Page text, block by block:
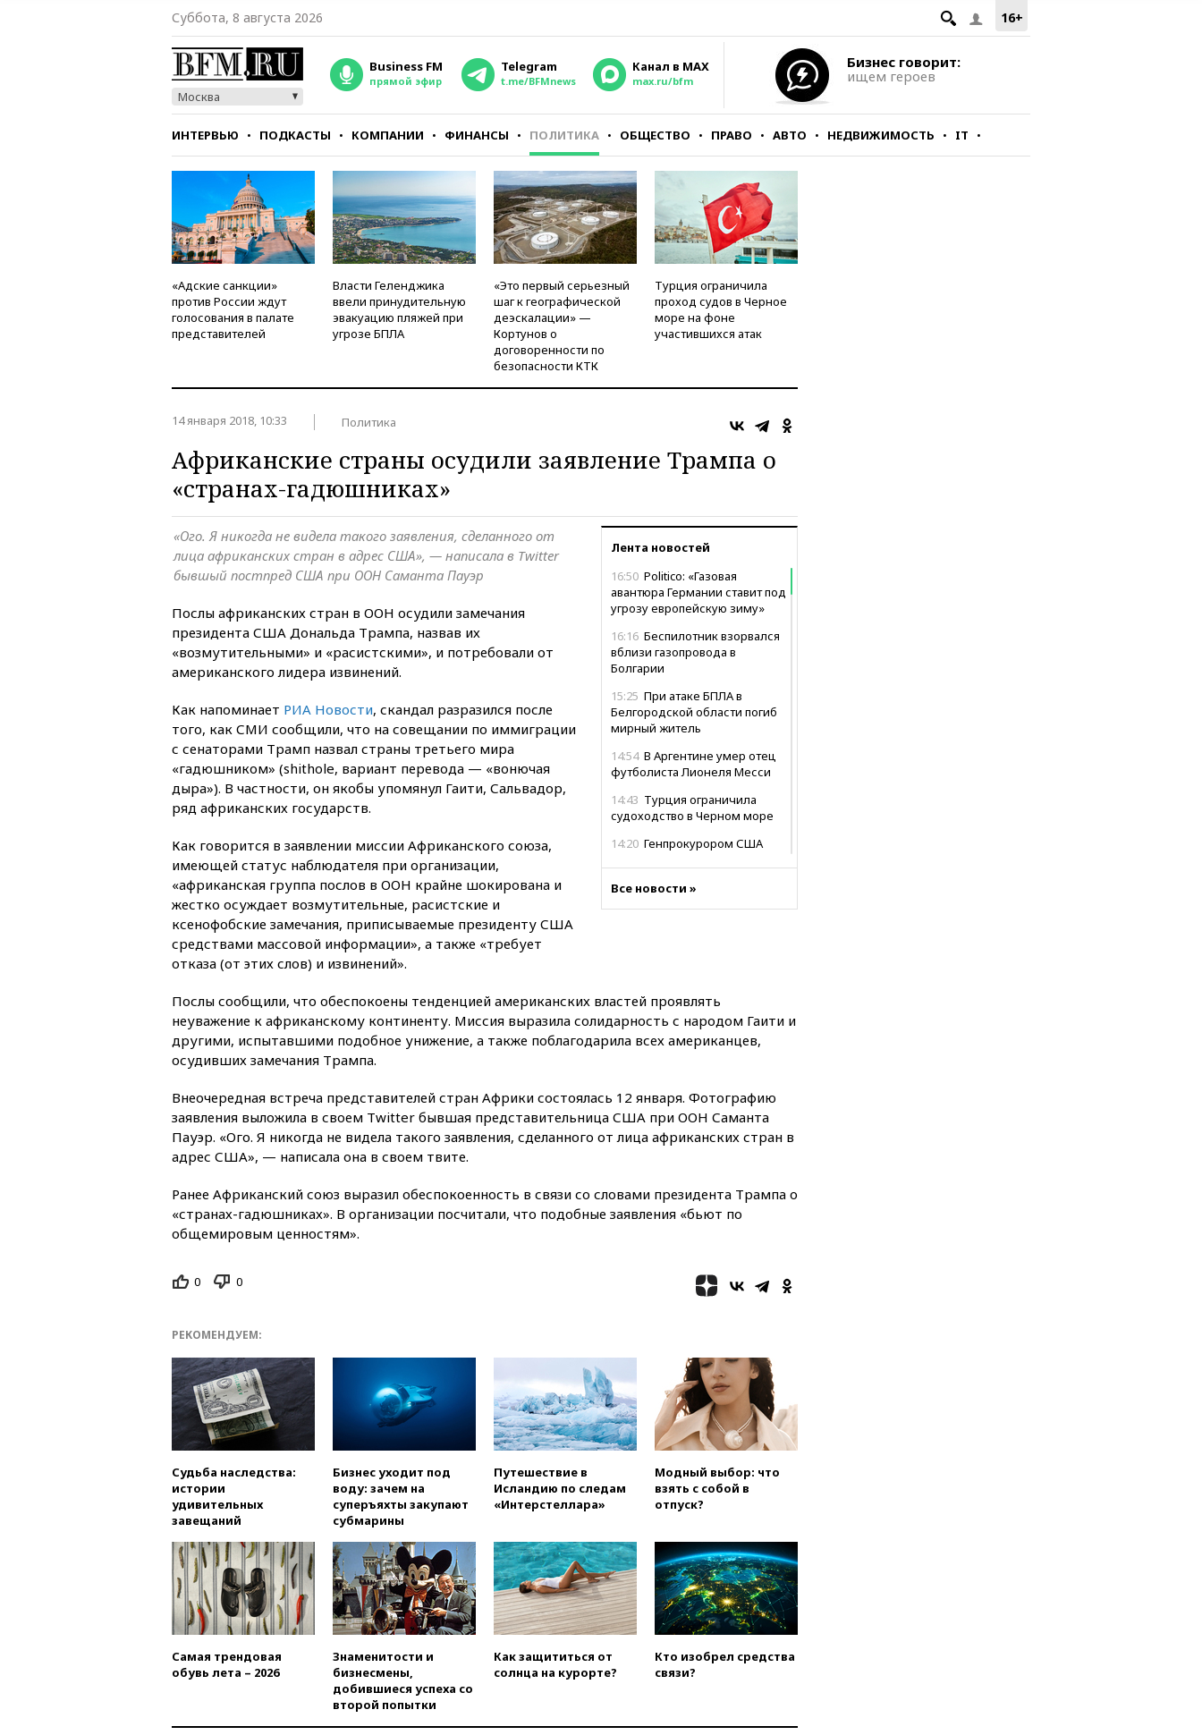
16+
Суббота, 8 августа 2026
Москва
Business FM
прямой эфир
Telegram
t.me/BFMnews
Канал в MAX
max.ru/bfm
Бизнес говорит:
ищем героев
ИНТЕРВЬЮ ПОДКАСТЫ КОМПАНИИ ФИНАНСЫ ПОЛИТИКА ОБЩЕСТВО ПРАВО АВТО НЕДВИЖИМОСТЬ IT
СТИЛЬ ТЕСТЫ
«Адские санкции»
против России ждут
голосования в палате
представителей
Власти Геленджика
ввели принудительную
эвакуацию пляжей при
угрозе БПЛА
«Это первый серьезный
шаг к географической
деэскалации» —
Кортунов о
договоренности по
безопасности КТК
Турция ограничила
проход судов в Черное
море на фоне
участившихся атак
14 января 2018, 10:33 Политика
Африканские страны осудили заявление Трампа о
«странах-гадюшниках»
Лента новостей
16:50 Politico: «Газовая
авантюра Германии ставит под
угрозу европейскую зиму»
16:16 Беспилотник взорвался
вблизи газопровода в
Болгарии
15:25 При атаке БПЛА в
Белгородской области погиб
мирный житель
14:54 В Аргентине умер отец
футболиста Лионеля Месси
14:43 Турция ограничила
судоходство в Черном море
14:20 Генпрокурором США
13:37 Пляжи Геленджика
НПЗ, вызванное атакой БПЛА,
потушили
11:47Суд оставил под
11:07 При столкновении
катера и лодки под Самарой
погибли два человека
09:55 Силы ПВО перехватили
Ильский НПЗ на Кубани
загорелся после падения
подлете к Москве
08:42
Силы ПВО сбили почти
400 БПЛА над российскими
регионами
08:16
Лукашенко призвал
белорусов покупать избы в
селах
Нигерия стала
авиатоплива в Европу
06:30
США и Колумбия
обсуждают координацию
усилий против наркотрафика
05:30
ВМС Испании усилили
присутствие в Сеуте на фоне
миграционного кризиса
России
Все новости »
«Ого. Я никогда не видела такого заявления, сделанного от
лица африканских стран в адрес США», — написала в Twitter
бывшый постпред США при ООН Саманта Пауэр
Послы африканских стран в ООН осудили замечания
президента США Дональда Трампа, назвав их
«возмутительными» и «расистскими», и потребовали от
американского лидера извинений.
Как напоминает РИА Новости, скандал разразился после
того, как СМИ сообщили, что на совещании по иммиграции
с сенаторами Трамп назвал страны третьего мира
«гадюшником» (shithole, вариант перевода — «вонючая
дыра»). В частности, он якобы упомянул Гаити, Сальвадор,
ряд африканских государств.
Как говорится в заявлении миссии Африканского союза,
имеющей статус наблюдателя при организации,
«африканская группа послов в ООН крайне шокирована и
жестко осуждает возмутительные, расистские и
ксенофобские замечания, приписываемые президенту США
средствами массовой информации», а также «требует
отказа (от этих слов) и извинений».
Послы сообщили, что обеспокоены тенденцией американских властей проявлять
неуважение к африканскому континенту. Миссия выразила солидарность с народом Гаити и
другими, испытавшими подобное унижение, а также поблагодарила всех американцев,
осудивших замечания Трампа.
Внеочередная встреча представителей стран Африки состоялась 12 января. Фотографию
заявления выложила в своем Twitter бывшая представительница США при ООН Саманта
Пауэр. «Ого. Я никогда не видела такого заявления, сделанного от лица африканских стран в
адрес США», — написала она в своем твите.
Ранее Африканский союз выразил обеспокоенность в связи со словами президента Трампа о
«странах-гадюшниках». В организации посчитали, что подобные заявления «бьют по
общемировым ценностям».
0 0
РЕКОМЕНДУЕМ:
Судьба наследства:
истории
удивительных
завещаний
Бизнес уходит под
воду: зачем на
суперъяхты закупают
субмарины
Путешествие в
Исландию по следам
«Интерстеллара»
Модный выбор: что
взять с собой в
отпуск?
Самая трендовая
обувь лета – 2026
Знаменитости и
бизнесмены,
добившиеся успеха со
второй попытки
Как защититься от
солнца на курорте?
Кто изобрел средства
связи?